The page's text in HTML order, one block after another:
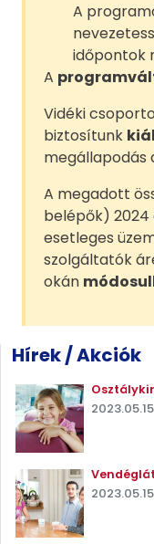
A
időpontok
A
Vidéki
biztosítunk
megállapodás
A megadott
belépők) 2024
esetleges
szolgáltatók
okán
Hírek / Akciók